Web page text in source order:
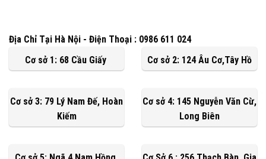
Địa Chỉ Tại Hà Nội - Điện Thoại : 0986 611 024
Cơ sở 1: 68 Cầu Giấy
Cơ sở 2: 124 Âu Cơ,Tây Hồ
Cơ sở 3: 79 Lý Nam Đế, Hoàn
Kiếm
Cơ sở 4: 145 Nguyễn Văn Cừ,
Long Biên